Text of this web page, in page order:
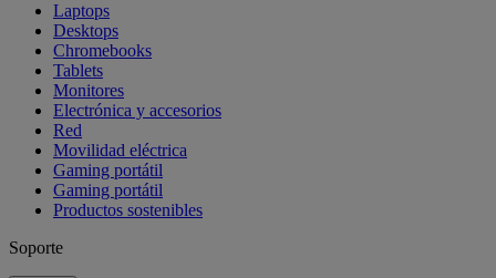
Laptops
Desktops
Chromebooks
Tablets
Monitores
Electrónica y accesorios
Red
Movilidad eléctrica
Gaming portátil
Gaming portátil
Productos sostenibles
Soporte